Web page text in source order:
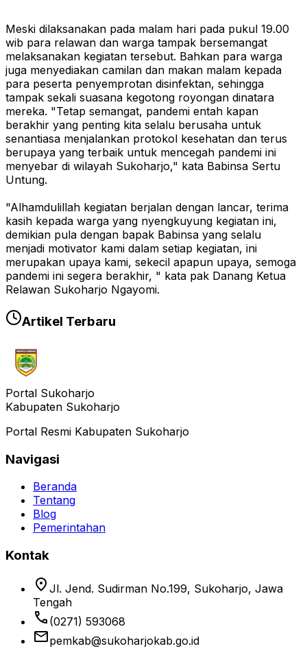
Meski dilaksanakan pada malam hari pada pukul 19.00
wib para relawan dan warga tampak bersemangat
melaksanakan kegiatan tersebut. Bahkan para warga
juga menyediakan camilan dan makan malam kepada
para peserta penyemprotan disinfektan, sehingga
tampak sekali suasana kegotong royongan dinatara
mereka. "Tetap semangat, pandemi entah kapan
berakhir yang penting kita selalu berusaha untuk
senantiasa menjalankan protokol kesehatan dan terus
berupaya yang terbaik untuk mencegah pandemi ini
menyebar di wilayah Sukoharjo," kata Babinsa Sertu
Untung.
"Alhamdulillah kegiatan berjalan dengan lancar, terima
kasih kepada warga yang nyengkuyung kegiatan ini,
demikian pula dengan bapak Babinsa yang selalu
menjadi motivator kami dalam setiap kegiatan, ini
merupakan upaya kami, sekecil apapun upaya, semoga
pandemi ini segera berakhir, " kata pak Danang Ketua
Relawan Sukoharjo Ngayomi.
Artikel Terbaru
Portal Sukoharjo
Kabupaten Sukoharjo
Portal Resmi Kabupaten Sukoharjo
Navigasi
Beranda
Tentang
Blog
Pemerintahan
Kontak
location_on Jl. Jend. Sudirman No.199, Sukoharjo, Jawa
Tengah
phone (0271) 593068
emailpemkab@sukoharjokab.go.id